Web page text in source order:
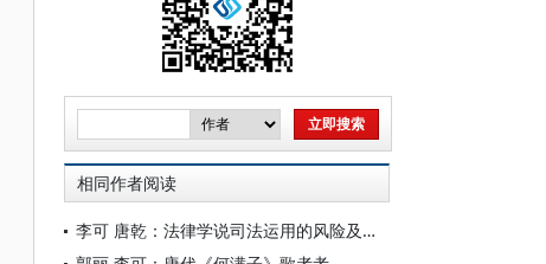
相同作者阅读
李可 唐乾：法律学说司法运用的风险及控制